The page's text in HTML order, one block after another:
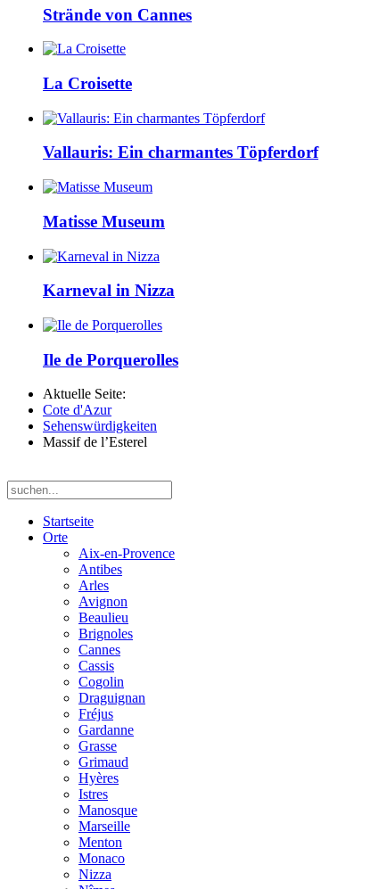
Strände von Cannes
La Croisette
Vallauris: Ein charmantes Töpferdorf
Matisse Museum
Karneval in Nizza
Ile de Porquerolles
Aktuelle Seite:
Cote d'Azur
Sehenswürdigkeiten
Massif de l’Esterel
Startseite
Orte
Aix-en-Provence
Antibes
Arles
Avignon
Beaulieu
Brignoles
Cannes
Cassis
Cogolin
Draguignan
Fréjus
Gardanne
Grasse
Grimaud
Hyères
Istres
Manosque
Marseille
Menton
Monaco
Nizza